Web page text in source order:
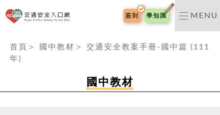
交通安全入口網
簽到 學知識 MENU
首頁 ＞ 國中教材 ＞
交通安全教案手冊-國中篇 (111
年)
國中教材